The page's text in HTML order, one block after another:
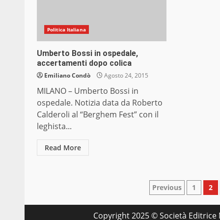
Politica Italiana
Umberto Bossi in ospedale,
accertamenti dopo colica
Emiliano Condò Agosto 24, 2015
MILANO – Umberto Bossi in
ospedale. Notizia data da Roberto
Calderoli al “Berghem Fest” con il
leghista...
Read More
degli
Previous 1 2
Copyright 2025 © Società